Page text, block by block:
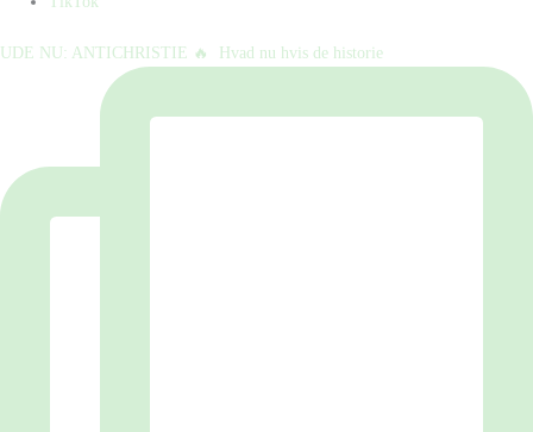
UDE NU: ANTICHRISTIE 🔥⁠ ⁠ Hvad nu hvis de historie